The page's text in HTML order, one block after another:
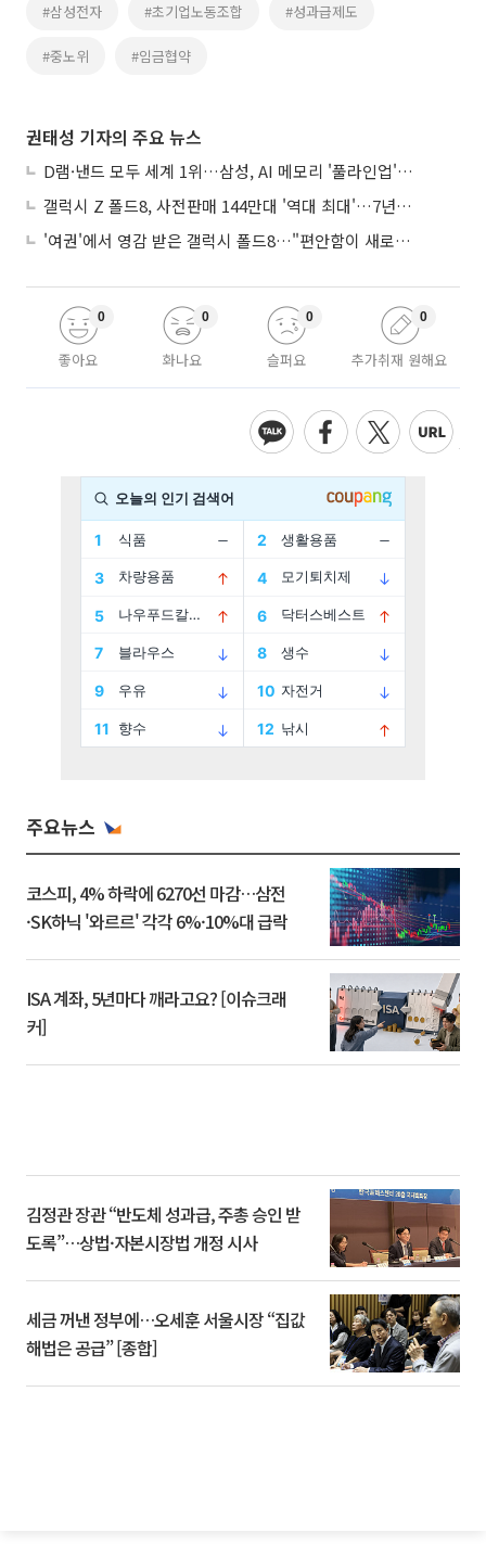
#삼성전자 #초기업노동조합 #성과급제도
#중노위 #임금협약
권태성 기자의 주요 뉴스
D램·낸드 모두 세계 1위…삼성, AI 메모리 '풀라인업'으로 승부
갤럭시 Z 폴드8, 사전판매 144만대 '역대 최대'…7년만에 갤노트10 기록 넘어
'여권'에서 영감 받은 갤럭시 폴드8…"편안함이 새로운 디자인 경쟁력"
좋아요
0
화나요
0
슬퍼요
0
추가취재 원해요
0
주요뉴스
코스피, 4% 하락에 6270선 마감…삼전
·SK하닉 '와르르' 각각 6%·10%대 급락
ISA 계좌, 5년마다 깨라고요? [이슈크래
커]
김정관 장관 “반도체 성과급, 주총 승인 받
도록”…상법·자본시장법 개정 시사
세금 꺼낸 정부에…오세훈 서울시장 “집값
해법은 공급” [종합]